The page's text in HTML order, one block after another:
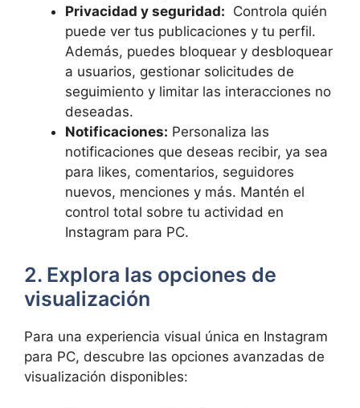
Privacidad y seguridad: ‌ Controla‌ quién
puede ver tus publicaciones​ y tu perfil.
Además, puedes bloquear y ⁢desbloquear
a​ usuarios, gestionar solicitudes de
seguimiento‍ y limitar las interacciones no​
deseadas.
Notificaciones: ​Personaliza las ​
notificaciones que deseas recibir, ya sea
para⁣ likes, comentarios, ⁤seguidores
nuevos, menciones y más. Mantén el
control total ‌sobre tu actividad en
Instagram⁤ para PC.
2. Explora‍ las opciones⁤ de
visualización
Para una experiencia ⁤visual única ‍en Instagram
para PC, descubre las opciones avanzadas de
visualización disponibles: